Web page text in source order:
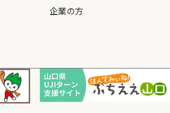
企業の方